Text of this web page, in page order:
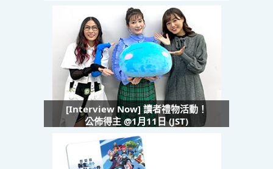
[Interview Now] 讀者禮物活動！
公佈得主 @1月11日 (JST)